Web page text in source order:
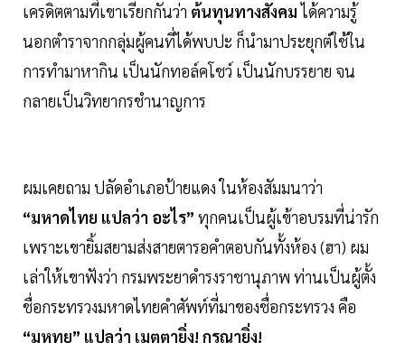
เครดิตตามที่เขาเรียกกันว่า ต้นทุนทางสังคมได้ความรู้
นอกตำราจากกลุ่มผู้คนที่ได้พบปะ ก็นำมาประยุกต์ใช้ใน
การทำมาหากิน เป็นนักทอล์คโชว์ เป็นนักบรรยาย จน
กลายเป็นวิทยากรชำนาญการ
ผมเคยถาม ปลัดอำเภอป้ายแดง ในห้องสัมมนาว่า
“มหาดไทย แปลว่า อะไร” ทุกคนเป็นผู้เข้าอบรมที่น่ารัก
เพราะเขายิ้มสยามส่งสายตารอคำตอบกันทั้งห้อง (ฮา) ผม
เล่าให้เขาฟังว่า กรมพระยาดำรงราชานุภาพ ท่านเป็นผู้ตั้ง
ชื่อกระทรวงมหาดไทยคำศัพท์ที่มาของชื่อกระทรวง คือ
“มหทฺย” แปลว่า เมตตายิ่ง! กรุณายิ่ง!